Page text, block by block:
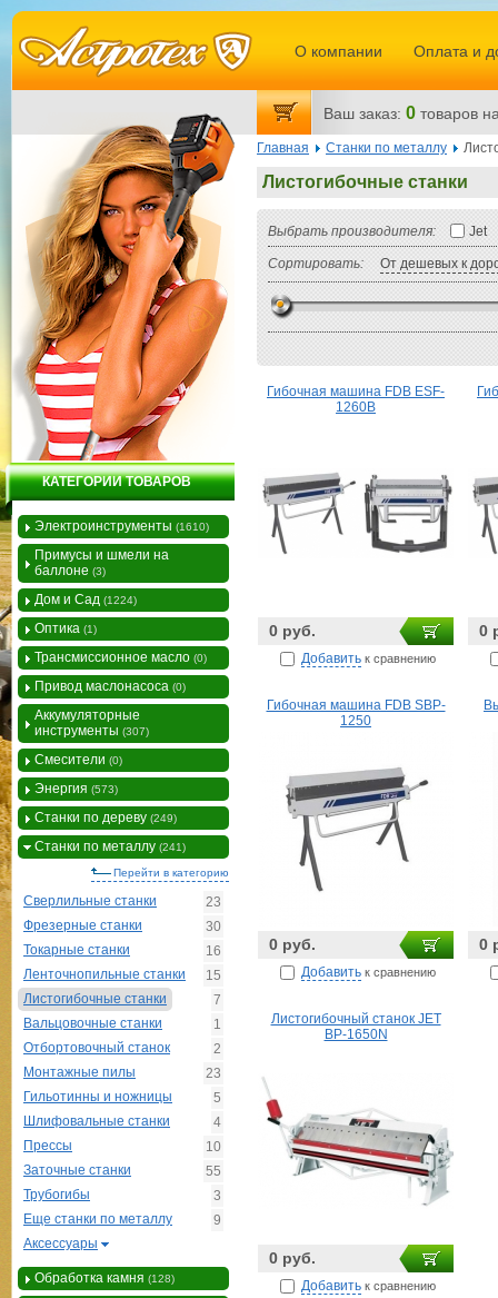
Главная Станки по металлу
Листогибочные станки
Выбрать производителя: Jet
Сортировать: От дешевых к
Гибочная машина FDB ESF-
1260B
0 руб.
Добавить к сравнению
0
Гибочная машина FDB SBP-
1250
0 руб.
Добавить к сравнению
0
Листогибочный станок JET
BP-1650N
0 руб.
Добавить к сравнению
КАТЕГОРИИ ТОВАРОВ
Электроинструменты (1610)
Примусы и шмели на
баллоне (3)
Дом и Сад (1224)
Оптика (1)
Трансмиссионное масло (0)
Привод маслонасоса (0)
Аккумуляторные
инструменты (307)
Смесители (0)
Энергия (573)
Станки по дереву (249)
Станки по металлу (241)
Перейти в категорию
Сверлильные станки
23
Фрезерные станки
30
Токарные станки
16
Ленточнопильные станки
15
Листогибочные станки
7
Вальцовочные станки
1
Отбортовочный станок
2
Монтажные пилы
23
Гильотинны и ножницы
5
Шлифовальные станки
4
Прессы
10
Заточные станки
55
Трубогибы
3
Еще станки по металлу
9
Аксессуары
Обработка камня (128)
О компании Оплата и
Ваш заказ: 0 товаров